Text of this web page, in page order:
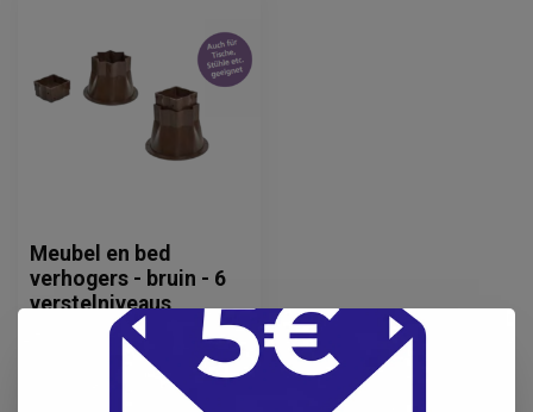
Meubel en bed
verhogers - bruin - 6
verstelniveaus
Incl. btw